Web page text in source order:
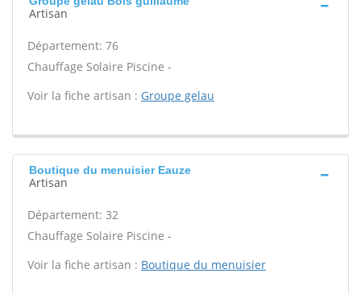
Artisan
Département: 76
Chauffage Solaire Piscine -
Voir la fiche artisan : Groupe gelau
Boutique du menuisier Eauze
Artisan
Département: 32
Chauffage Solaire Piscine -
Voir la fiche artisan : Boutique du menuisier